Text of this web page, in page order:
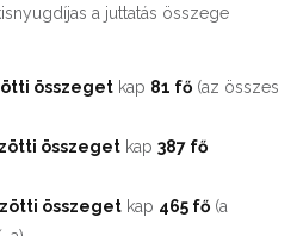
a juttatás összege
összeget kap 81 fő (az összes
összeget kap 387 fő
összeget kap 465 fő (a